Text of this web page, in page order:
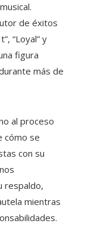
de éxitos
“Loyal” y
figura
más de
al proceso
cómo se
con su
respaldo,
mientras